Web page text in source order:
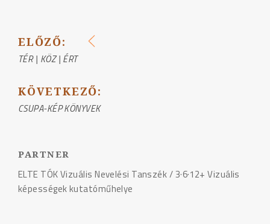
BEJEGYZÉS
NAVIGÁCIÓ
ELŐZŐ:
TÉR | KÖZ | ÉRT
KÖVETKEZŐ:
CSUPA-KÉP KÖNYVEK
PARTNER
ELTE TÓK Vizuális Nevelési Tanszék / 3·6·12+ Vizuális
képességek kutatóműhelye